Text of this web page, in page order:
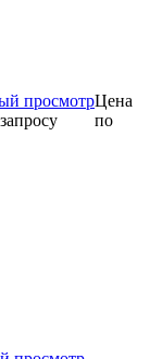
просмотрЦена
по